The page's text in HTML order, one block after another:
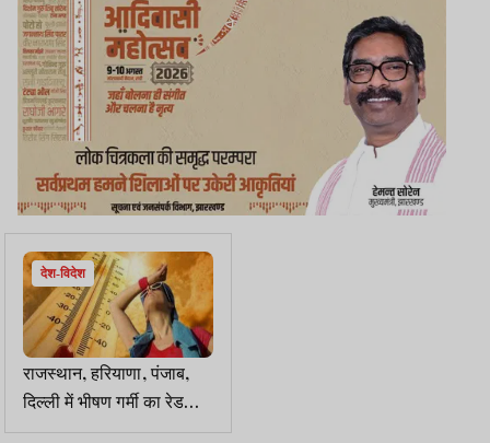
देश-विदेश
राजस्थान, हरियाणा, पंजाब,
दिल्ली में भीषण गर्मी का रेड
अलर्ट, नॉर्थ ईस्ट, दक्षिण के